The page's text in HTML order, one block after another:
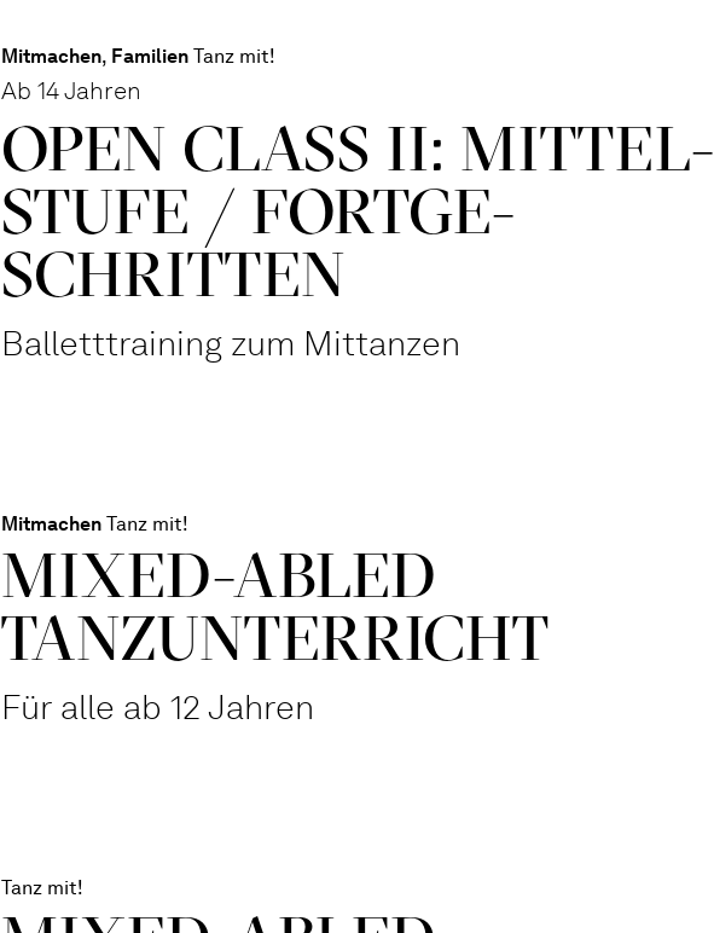
Mitmachen, Familien Tanz mit!
Ab 14 Jahren
OPEN CLASS II: MITTEL­
STUFE / FORT­GE­
SCHRITTEN
Balletttraining zum Mittanzen
Mitmachen Tanz mit!
MIXED-­ABLED
TANZ­UNTER­RICHT
Für alle ab 12 Jahren
Tanz mit!